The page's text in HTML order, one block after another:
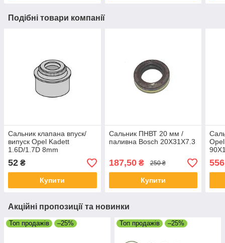
Подібні товари компанії
Сальник клапана впуск/
випуск Opel Kadett
1.6D/1.7D 8mm
52 ₴
Купити
Сальник ПНВТ 20 мм /
паливна Bosch 20X31X7.3
187,50₴ 250 ₴
Купити
Акційні пропозиції та новинки
Топ продажів –25% Топ продажів –25%